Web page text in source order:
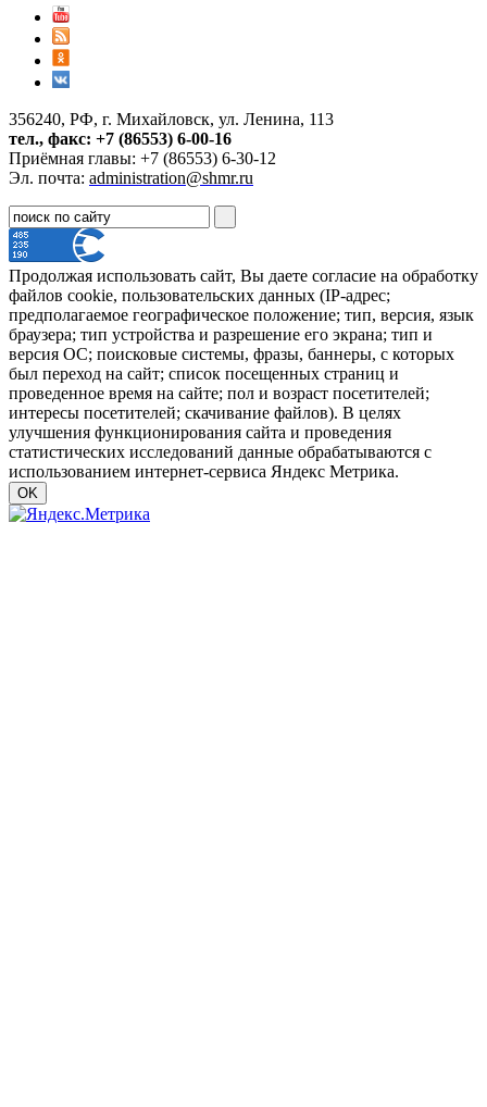
356240, РФ, г. Михайловск, ул. Ленина, 113
тел., факс: +7 (86553) 6-00-16
Приёмная главы: +7 (86553) 6-30-12
Эл. почта: administration@shmr.ru
Продолжая использовать сайт, Вы даете согласие на обработку
файлов cookie, пользовательских данных (IP-адрес;
предполагаемое географическое положение; тип, версия, язык
браузера; тип устройства и разрешение его экрана; тип и
версия ОС; поисковые системы, фразы, баннеры, с которых
был переход на сайт; список посещенных страниц и
проведенное время на сайте; пол и возраст посетителей;
интересы посетителей; скачивание файлов). В целях
улучшения функционирования сайта и проведения
статистических исследований данные обрабатываются с
использованием интернет-сервиса Яндекс Метрика.
OK